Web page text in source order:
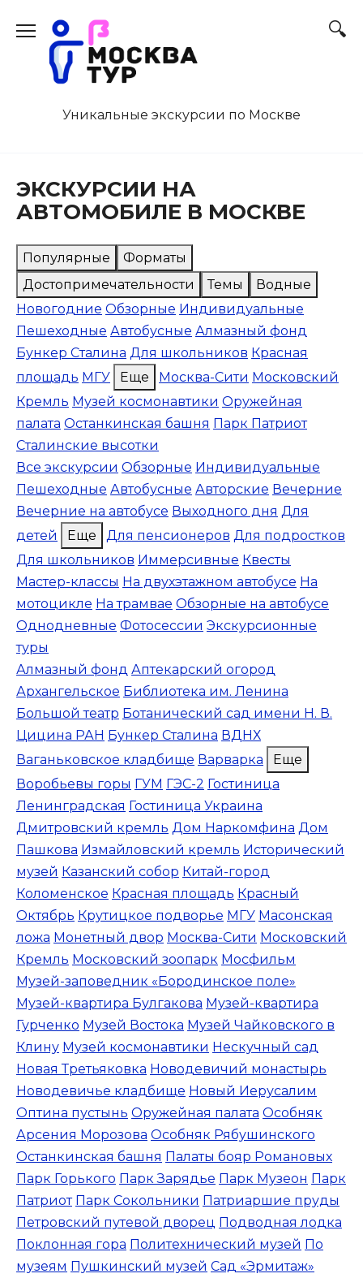
содержанию
Уникальные экскурсии по Москве
ЭКСКУРСИИ НА
АВТОМОБИЛЕ В МОСКВЕ
Популярные
Форматы
Достопримечательности
Темы
Водные
Новогодние Обзорные Индивидуальные
Пешеходные Автобусные Алмазный фонд
Бункер Сталина Для школьников Красная
площадь МГУ Еще Москва-Сити Московский
Кремль Музей космонавтики Оружейная
палата Останкинская башня Парк Патриот
Сталинские высотки
Все экскурсии Обзорные Индивидуальные
Пешеходные Автобусные Авторские Вечерние
Вечерние на автобусе Выходного дня Для
детей
Еще Для пенсионеров Для подростков
Для школьников Иммерсивные Квесты
Мастер-классы На двухэтажном автобусе На
мотоцикле На трамвае Обзорные на автобусе
Однодневные Фотосессии Экскурсионные
туры
Алмазный фонд Аптекарский огород
Архангельское Библиотека им. Ленина
Большой театр Ботанический сад имени Н. В.
Цицина РАН Бункер Сталина ВДНХ
Ваганьковское кладбище Варварка
Еще
Воробьевы горы ГУМ ГЭС-2 Гостиница
Ленинградская Гостиница Украина
Дмитровский кремль Дом Наркомфина Дом
Пашкова Измайловский кремль Исторический
музей Казанский собор Китай-город
Коломенское Красная площадь Красный
Октябрь Крутицкое подворье МГУ Масонская
ложа Монетный двор Москва-Сити Московский
Кремль Московский зоопарк Мосфильм
Музей-заповедник «Бородинское поле»
Музей-квартира Булгакова Музей-квартира
Гурченко Музей Востока Музей Чайковского в
Клину Музей космонавтики Нескучный сад
Новая Третьяковка Новодевичий монастырь
Новодевичье кладбище Новый Иерусалим
Оптина пустынь Оружейная палата Особняк
Арсения Морозова Особняк Рябушинского
Останкинская башня Палаты бояр Романовых
Парк Горького Парк Зарядье Парк Музеон Парк
Патриот Парк Сокольники Патриаршие пруды
Петровский путевой дворец Подводная лодка
Поклонная гора Политехнический музей По
музеям Пушкинский музей Сад «Эрмитаж»